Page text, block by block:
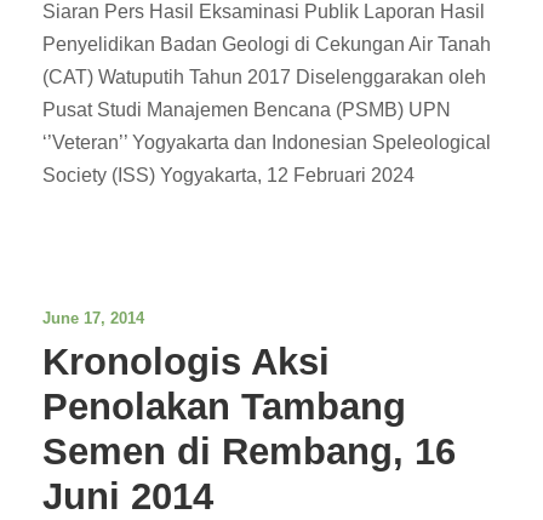
Siaran Pers Hasil Eksaminasi Publik Laporan Hasil
Penyelidikan Badan Geologi di Cekungan Air Tanah
(CAT) Watuputih Tahun 2017 Diselenggarakan oleh
Pusat Studi Manajemen Bencana (PSMB) UPN
‘’Veteran’’ Yogyakarta dan Indonesian Speleological
Society (ISS) Yogyakarta, 12 Februari 2024
June 17, 2014
Kronologis Aksi
Penolakan Tambang
Semen di Rembang, 16
Juni 2014